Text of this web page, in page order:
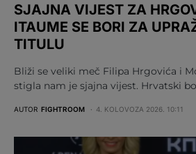
SJAJNA VIJEST ZA
ITAUME SE BORI ZA
TITULU
Bliži se veliki meč Filipa Hrgovića i
stigla nam je sjajna vijest. Hrvatski
AUTOR FIGHTROOM 4. KOLOVOZA 2026. 10:11